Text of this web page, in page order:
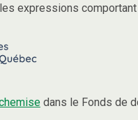
expressions
dans le Fonds de